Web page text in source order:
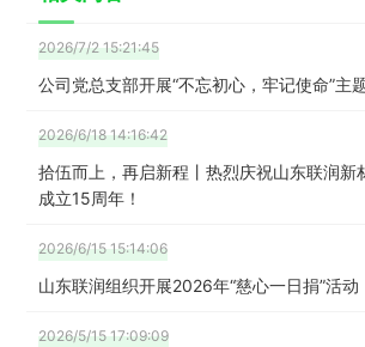
2026/7/2 15:21:45
公司党总支部开展“不忘初心，牢记使命”主
2026/6/18 14:16:42
拾伍而上，再启新程丨热烈庆祝山东联润新
成立15周年！
2026/6/15 15:14:06
山东联润组织开展2026年“慈心一日捐”活动
2026/5/15 17:09:09